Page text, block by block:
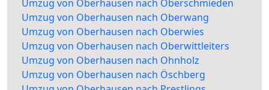
Umzug von Oberhausen nach Oberschmieden
Umzug von Oberhausen nach Oberwang
Umzug von Oberhausen nach Oberwies
Umzug von Oberhausen nach Oberwittleiters
Umzug von Oberhausen nach Ohnholz
Umzug von Oberhausen nach Öschberg